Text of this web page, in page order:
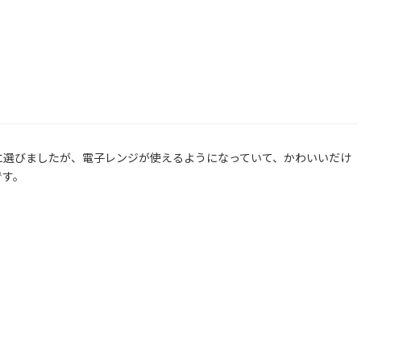
びましたが、電子レンジが使えるようになっていて、かわいいだけ
。